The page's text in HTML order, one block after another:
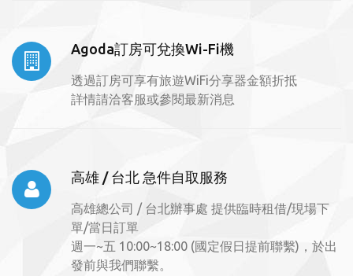
Agoda訂房可兌換Wi-Fi機
透過訂房可享有旅遊WiFi分享器金額折抵
詳情請洽客服或參閱最新消息
高雄 / 台北 急件自取服務
高雄總公司 / 台北辦事處 提供臨時租借/現場下
單/當日訂單
週一~五 10:00~18:00 (國定假日提前聯繫)，於出
發前與我們聯繫。